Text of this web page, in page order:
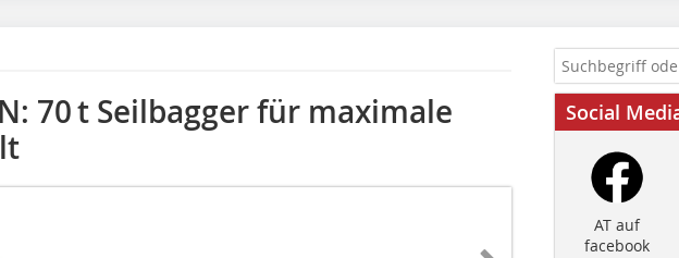
70 t Seilbagger für maximale
Social
AT auf
facebook